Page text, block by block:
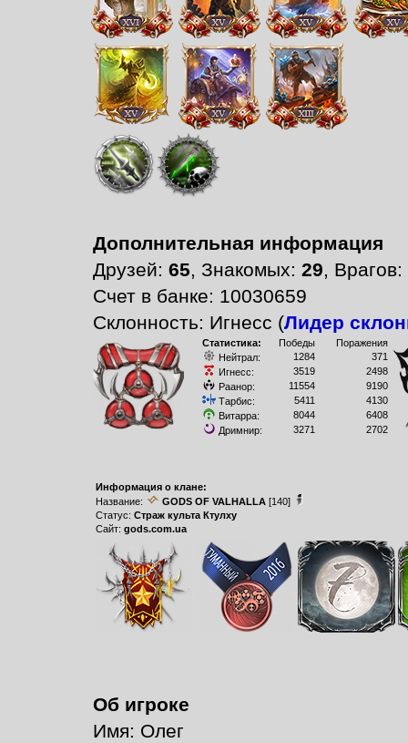
Дополнительная информация
Друзей: 65, Знакомых: 29, Врагов:
Счет в банке: 10030659
Склонность: Игнесс (Лидер
Статистика: Победы
Поражения
Нейтрал:
1284
371
Игнесс:
3519
2498
Раанор:
11554
9190
Тарбис:
5411
4130
Витарра:
8044
6408
Дримнир:
3271 2702
Информация о клане:
Название:
GODS OF VALHALLA[140]
Статус: Страж культа Ктулху
Сайт: gods.com.ua
Об игроке
Имя: Олег